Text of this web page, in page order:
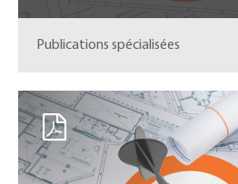
Publications spécialisées